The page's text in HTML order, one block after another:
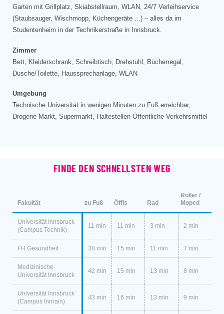
Garten mit Grillplatz, Skiabstellraum, WLAN, 24/7 Verleihservice
(Staubsauger, Wischmopp, Küchengeräte ...) – alles da im
Studentenheim in der Technikerstraße in Innsbruck.
Zimmer
Bett, Kleiderschrank, Schreibtisch, Drehstuhl, Bücherregal,
Dusche/Toilette, Haussprechanlage, WLAN
Umgebung
Technische Universität in wenigen Minuten zu Fuß erreichbar,
Drogerie Markt, Supermarkt, Haltestellen Öffentliche Verkehrsmittel
FINDE DEN SCHNELLSTEN WEG
Fakultät zu Fuß Öffis Rad
Roller /
Moped
Universität Innsbruck
(Campus Technik)
11 min 11 min 3 min 2 min
FH Gesundheit 38 min 15 min 11 min 7 min
Medizinische
Universität Innsbruck
42 min 15 min 13 min 8 min
Universität Innsbruck
(Campus Innrain)
43 min 16 min 13 min 9 min